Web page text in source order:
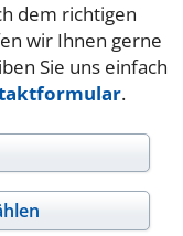
dem richtigen
wir Ihnen gerne
Sie uns einfach
.